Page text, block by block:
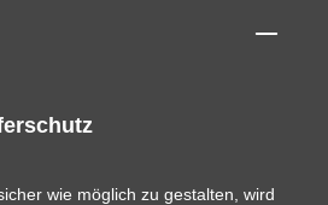
wie möglich zu gestalten, wird